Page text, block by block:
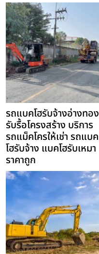
รถแบคโฮรับจ้างอ่างทอง
รับรื้อโครงสร้าง บริการ
รถแม็คโครให้เช่า รถแบค
โฮรับจ้าง แบคโฮรับเหมา
ราคาถูก